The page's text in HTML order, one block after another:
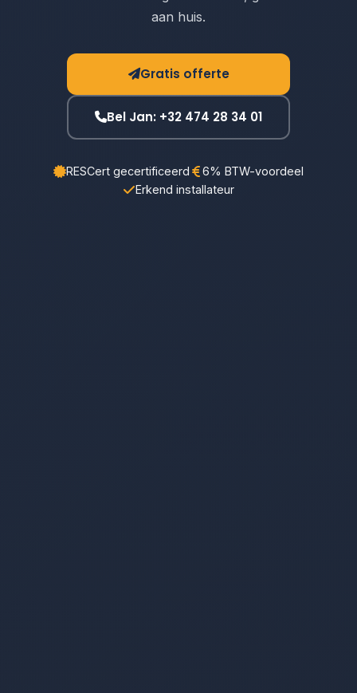
aan huis.
Gratis offerte
Bel Jan: +32 474 28 34 01
RESCert gecertificeerd
6% BTW-voordeel
Erkend installateur